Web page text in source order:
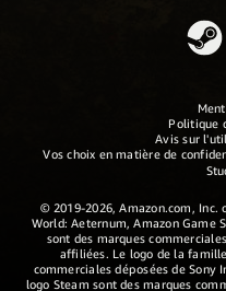
Politique
Avis sur
Vos choix en matière de
© 2019-2026, Amazon.com, Inc.
World: Aeternum, Amazon Game
sont des marques
affiliées. Le logo de la
commerciales déposées de
logo Steam sont des marques